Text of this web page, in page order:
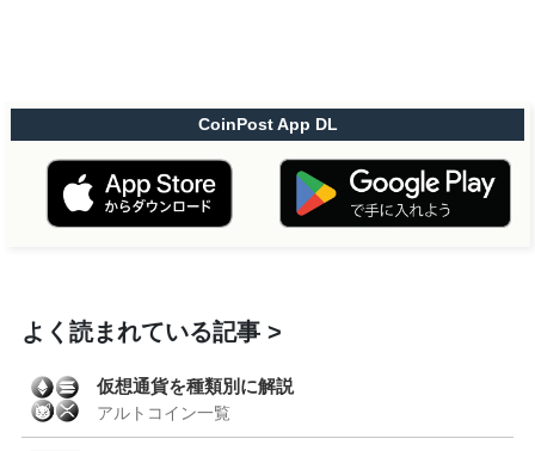
CoinPost App DL
よく読まれている記事
仮想通貨を種類別に解説
アルトコイン一覧